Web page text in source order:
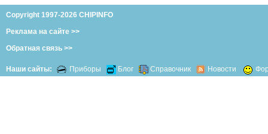
Copyright 1997-2026 CHIPINFO
Реклама на сайте >>
Обратная связь >>
Наши сайты: Приборы Блог Справочник Новости